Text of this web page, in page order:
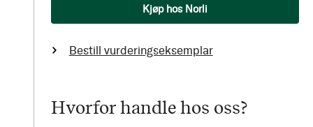
Kjøp hos Norli
Bestill vurderingseksemplar
Hvorfor handle hos oss?